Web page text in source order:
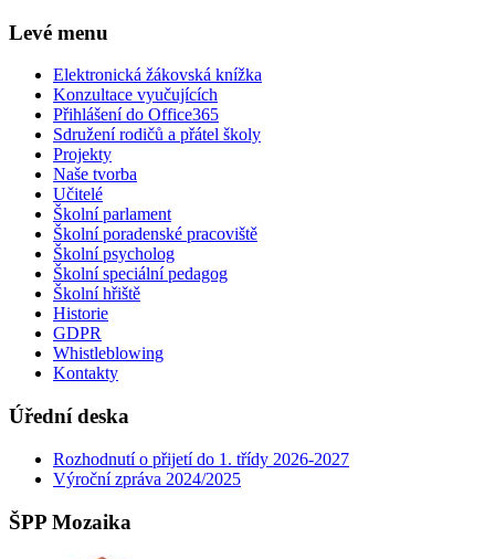
Levé menu
Elektronická žákovská knížka
Konzultace vyučujících
Přihlášení do Office365
Sdružení rodičů a přátel školy
Projekty
Naše tvorba
Učitelé
Školní parlament
Školní poradenské pracoviště
Školní psycholog
Školní speciální pedagog
Školní hřiště
Historie
GDPR
Whistleblowing
Kontakty
Úřední deska
Rozhodnutí o přijetí do 1. třídy 2026-2027
Výroční zpráva 2024/2025
ŠPP Mozaika